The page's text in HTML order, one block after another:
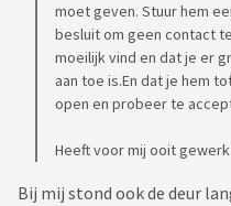
moet geven. Stuur hem
besluit om geen contact
moeilijk vind en dat je er
aan toe is.En dat je hem
open en probeer te
Heeft voor mij ooit
Bij mij stond ook de deur